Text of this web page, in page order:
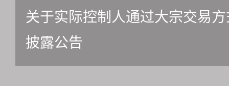
关于实际控制人通过大宗交易
披露公告